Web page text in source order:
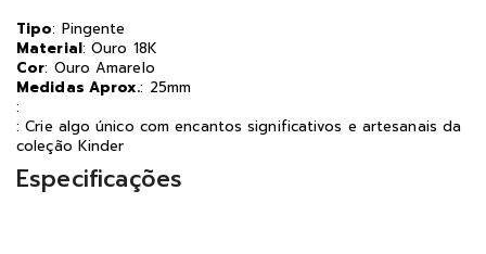
Tipo: Pingente
Material: Ouro 18K
Cor: Ouro Amarelo
Medidas Aprox.: 25mm
:
: Crie algo único com encantos significativos e artesanais da
coleção Kinder
Especificações